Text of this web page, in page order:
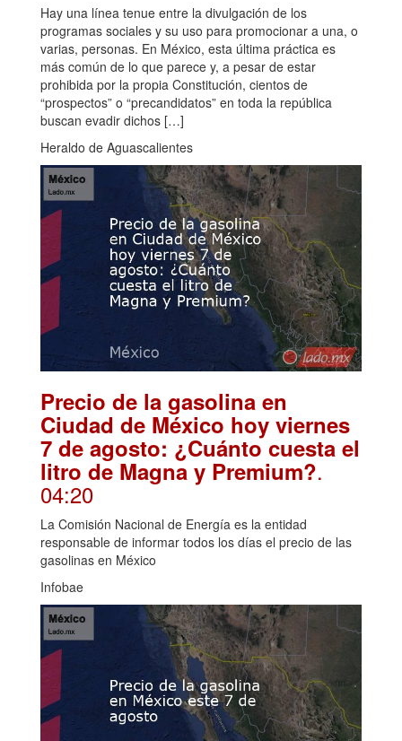
Hay una línea tenue entre la divulgación de los
programas sociales y su uso para promocionar a una, o
varias, personas. En México, esta última práctica es
más común de lo que parece y, a pesar de estar
prohibida por la propia Constitución, cientos de
“prospectos” o “precandidatos” en toda la república
buscan evadir dichos […]
Heraldo de Aguascalientes
Precio de la gasolina en
Ciudad de México hoy viernes
7 de agosto: ¿Cuánto cuesta el
litro de Magna y Premium?.
04:20
La Comisión Nacional de Energía es la entidad
responsable de informar todos los días el precio de las
gasolinas en México
Infobae